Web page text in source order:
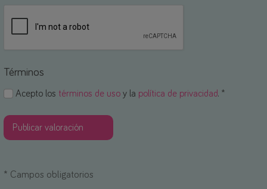
Términos
Acepto los términos de uso y la política de privacidad. *
* Campos obligatorios